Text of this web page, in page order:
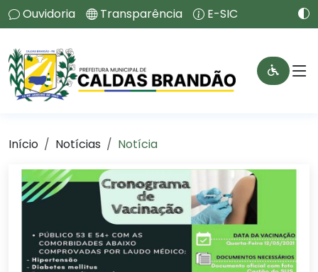
Ouvidoria Transparência E-SIC
Início Notícias Notícia